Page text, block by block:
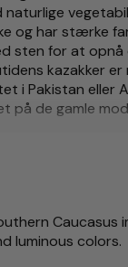
og har stærke
sten for at
kazakker
i Pakistan eller
på de gamle
stilfuldt mønstret
Caucasus
luminous colors.